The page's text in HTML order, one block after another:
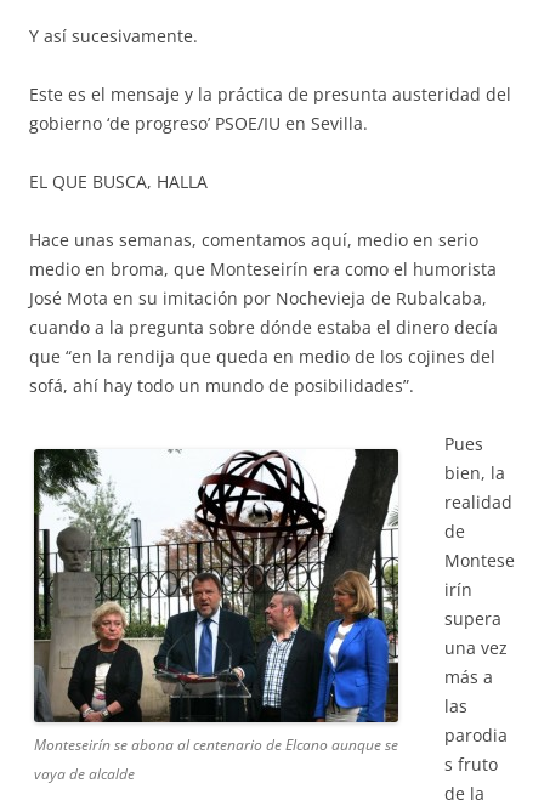
Y así sucesivamente.
Este es el mensaje y la práctica de presunta austeridad del
gobierno ‘de progreso’ PSOE/IU en Sevilla.
EL QUE BUSCA, HALLA
Hace unas semanas, comentamos aquí, medio en serio
medio en broma, que Monteseirín era como el humorista
José Mota en su imitación por Nochevieja de Rubalcaba,
cuando a la pregunta sobre dónde estaba el dinero decía
que “en la rendija que queda en medio de los cojines del
sofá, ahí hay todo un mundo de posibilidades”.
Monteseirín se abona al centenario de Elcano aunque se
vaya de alcalde
Pues
bien, la
realidad
de
Montese
irín
supera
una vez
más a
las
parodia
s fruto
de la